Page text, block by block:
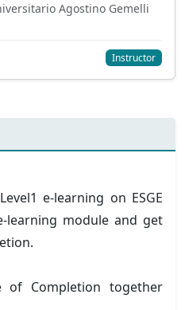
Agostino Gemelli
Instructor
e-learning on ESGE
learning module and get
of Completion together